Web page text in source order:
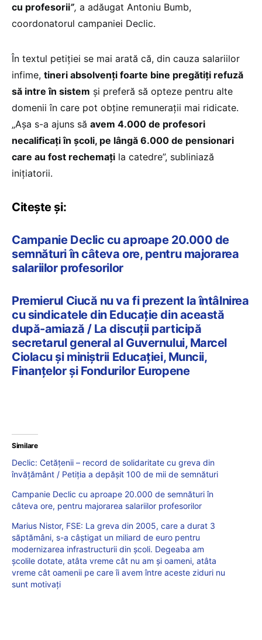
cu profesorii”, a adăugat Antoniu Bumb,
coordonatorul campaniei Declic.
În textul petiției se mai arată că, din cauza salariilor
infime, tineri absolvenți foarte bine pregătiți refuză
să intre în sistem și preferă să opteze pentru alte
domenii în care pot obține remunerații mai ridicate.
„Așa s-a ajuns să avem 4.000 de profesori
necalificați în școli, pe lângă 6.000 de pensionari
care au fost rechemați la catedre”, subliniază
inițiatorii.
Citește și:
Campanie Declic cu aproape 20.000 de
semnături în câteva ore, pentru majorarea
salariilor profesorilor
Premierul Ciucă nu va fi prezent la întâlnirea
cu sindicatele din Educație din această
după-amiază / La discuții participă
secretarul general al Guvernului, Marcel
Ciolacu și miniștrii Educației, Muncii,
Finanțelor și Fondurilor Europene
Similare
Declic: Cetățenii – record de solidaritate cu greva din
învățământ / Petiția a depășit 100 de mii de semnături
Campanie Declic cu aproape 20.000 de semnături în
câteva ore, pentru majorarea salariilor profesorilor
Marius Nistor, FSE: La greva din 2005, care a durat 3
săptămâni, s-a câștigat un miliard de euro pentru
modernizarea infrastructurii din școli. Degeaba am
școlile dotate, atâta vreme cât nu am și oameni, atâta
vreme cât oamenii pe care îi avem între aceste ziduri nu
sunt motivați